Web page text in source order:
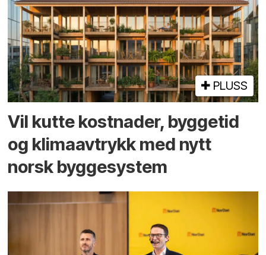
PLUSS
Vil kutte kostnader, byggetid
og klima­avtrykk med nytt
norsk bygge­system